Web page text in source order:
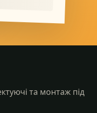
та монтаж під